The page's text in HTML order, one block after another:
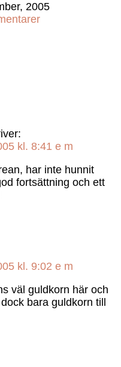
2005
kl. 8:41 e m
har inte hunnit
fortsättning och ett
kl. 9:02 e m
väl guldkorn här och
bara guldkorn till